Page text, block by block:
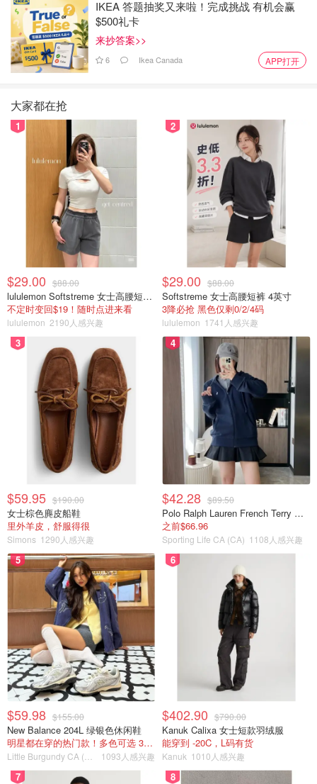
IKEA 答题抽奖又来啦！完成挑战 有机会赢
$500礼卡
来抄答案>>
6 Ikea Canada APP打开
大家都在抢
1
$29.00 $88.00
lululemon Softstreme 女士高腰短裤 10cm
不定时变回$19！随时点进来看
lululemon 2190人感兴趣
2
$29.00 $88.00
Softstreme 女士高腰短裤 4英寸
3降必抢 黑色仅剩0/2/4码
lululemon 1741人感兴趣
3
$59.95 $190.00
女士棕色麂皮船鞋
里外羊皮，舒服得很
Simons 1290人感兴趣
4
$42.28 $89.50
Polo Ralph Lauren French Terry 女童连帽卫衣 7-16码
之前$66.96
Sporting Life CA (CA) 1108人感兴趣
5
$59.98 $155.00
New Balance 204L 绿银色休闲鞋
明星都在穿的热门款！多色可选 3.8折
1093人感兴趣
6
$402.90 $790.00
Kanuk Calixa 女士短款羽绒服
能穿到 -20C，L码有货
Kanuk 1010人感兴趣
7 8